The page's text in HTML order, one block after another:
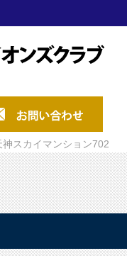
スカイマンション702